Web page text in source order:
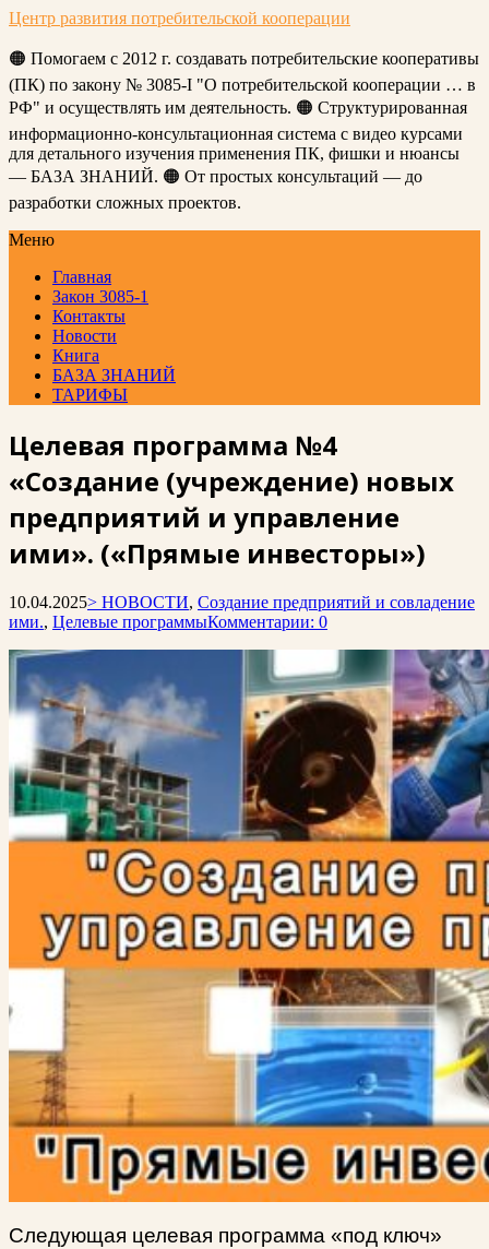
Центр развития потребительской кооперации
🟠 Помогаем с 2012 г. создавать потребительские кооперативы
(ПК) по закону № 3085-I "О потребительской кооперации … в
РФ" и осуществлять им деятельность. 🟠 Структурированная
информационно-консультационная система с видео курсами
для детального изучения применения ПК, фишки и нюансы
— БАЗА ЗНАНИЙ. 🟠 От простых консультаций — до
разработки сложных проектов.
Меню
Главная
Закон 3085-1
Контакты
Новости
Книга
БАЗА ЗНАНИЙ
ТАРИФЫ
Целевая программа №4
«Создание (учреждение) новых
предприятий и управление
ими». («Прямые инвесторы»)
10.04.2025> НОВОСТИ, Создание предприятий и совладение
ими., Целевые программыКомментарии: 0
Следующая целевая программа «под ключ»